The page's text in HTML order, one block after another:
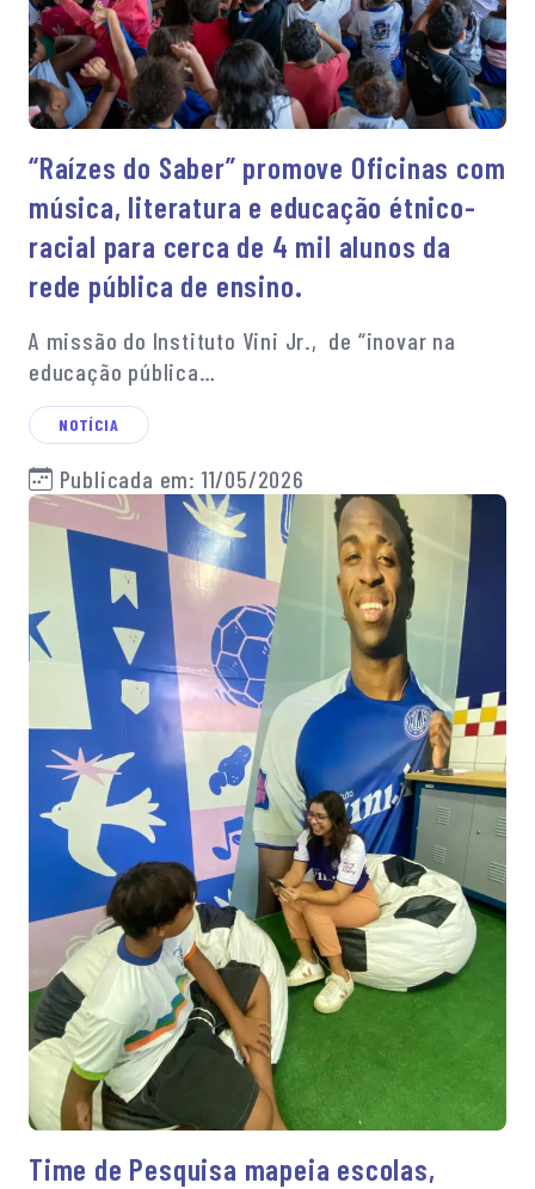
“Raízes do Saber” promove Oficinas com
música, literatura e educação étnico-
racial para cerca de 4 mil alunos da
rede pública de ensino.
A missão do Instituto Vini Jr., de “inovar na
educação pública…
NOTÍCIA
Publicada em: 11/05/2026
Time de Pesquisa mapeia escolas,